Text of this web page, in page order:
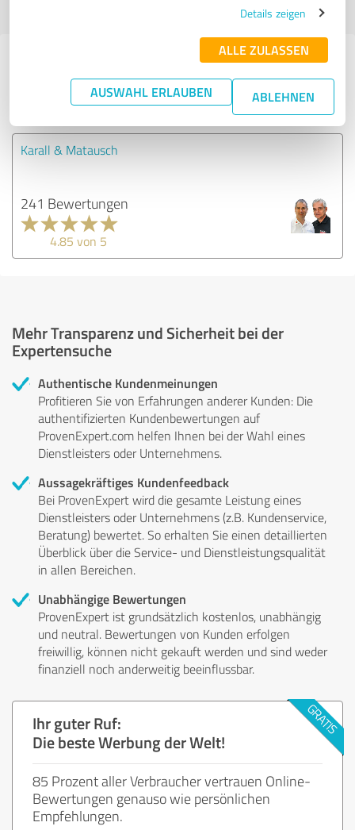
Details zeigen
ALLE ZULASSEN
AUSWAHL ERLAUBEN ABLEHNEN
Erfahrungen zu weiteren
Anbietern aus dem Bereich
Dienstleistungen
Karall & Matausch
241 Bewertungen
4.85 von 5
Mehr Transparenz und Sicherheit bei der
Expertensuche
Authentische Kundenmeinungen
Profitieren Sie von Erfahrungen anderer Kunden: Die
authentifizierten Kundenbewertungen auf
ProvenExpert.com helfen Ihnen bei der Wahl eines
Dienstleisters oder Unternehmens.
Aussagekräftiges Kundenfeedback
Bei ProvenExpert wird die gesamte Leistung eines
Dienstleisters oder Unternehmens (z.B. Kundenservice,
Beratung) bewertet. So erhalten Sie einen detaillierten
Überblick über die Service- und Dienstleistungsqualität
in allen Bereichen.
Unabhängige Bewertungen
ProvenExpert ist grundsätzlich kostenlos, unabhängig
und neutral. Bewertungen von Kunden erfolgen
freiwillig, können nicht gekauft werden und sind weder
finanziell noch anderweitig beeinflussbar.
Ihr guter Ruf:
Die beste Werbung der Welt!
85 Prozent aller Verbraucher vertrauen Online-
Bewertungen genauso wie persönlichen
Empfehlungen.